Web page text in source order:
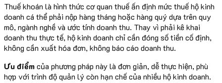
Thuế khoán là hình thức cơ quan thuế ấn định mức thuế hộ kinh
doanh cá thể phải nộp hàng tháng hoặc hàng quý dựa trên quy
mô, ngành nghề và ước tính doanh thu. Thay vì phải kê khai
doanh thu thực tế, hộ kinh doanh chỉ cần đóng số tiền cố định,
không cần xuất hóa đơn, không báo cáo doanh thu.
Ưu điểmcủa phương pháp này là đơn giản, dễ thực hiện, phù
hợp với trình độ quản lý còn hạn chế của nhiều hộ kinh doanh.